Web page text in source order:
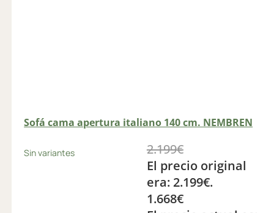
Sofá cama apertura italiano 140 cm. NEMBREN
Sin variantes 2.199€
El precio original
era: 2.199€.
1.668€